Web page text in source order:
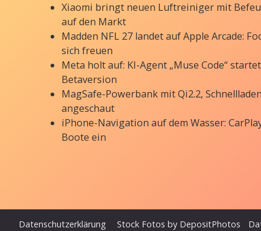
Xiaomi bringt neuen Luftreiniger mit
auf den Markt
Madden NFL 27 landet auf Apple Arcade:
sich freuen
Meta holt auf: KI-Agent „Muse Code“
Betaversion
MagSafe-Powerbank mit Qi2.2,
angeschaut
iPhone-Navigation auf dem Wasser:
Boote ein
Datenschutzerklärung Stock Fotos by DepositPhotos